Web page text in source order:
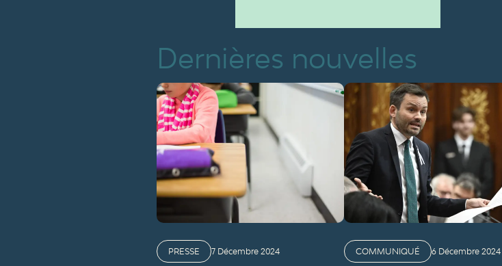
Dernières nouvelles
PRESSE 7 Décembre 2024 COMMUNIQUÉ 6 Décembre 2024